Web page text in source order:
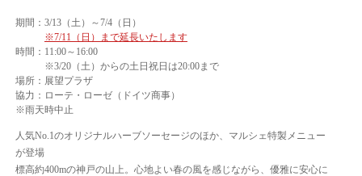
期間：3/13（土）～7/4（日）
※7/11（日）まで延長いたします
時間：11:00～16:00
※3/20（土）からの土日祝日は20:00まで
場所：展望プラザ
協力：ローテ・ローゼ（ドイツ商事）
※雨天時中止
人気No.1のオリジナルハーブソーセージのほか、マルシェ特製メニュー
が登場
標高約400mの神戸の山上。心地よい春の風を感じながら、優雅に安心に